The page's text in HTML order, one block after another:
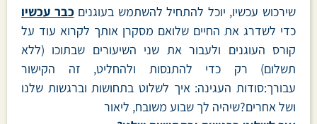
שירכוש עכשיו, יוכל להתחיל להשתמש בעוגנים כבר עכשיו
כדי לשדרג את החיים שלואם מסקרן אותך לקרוא עוד על
קורס העוגנים ולעבור את שני השיעורים שבתוכו (ללא
תשלום) רק כדי להתנסות ולהחליט, זה הקישור
עבורך:סודות העגינה: איך לשלוט בתחושות וברגשות שלנו
ושל אחרים?שיהיה לך שבוע משובח, ליאור